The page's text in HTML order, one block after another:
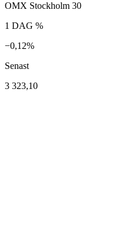
OMX Stockholm 30
1 DAG %
−0,12%
Senast
3 323,10